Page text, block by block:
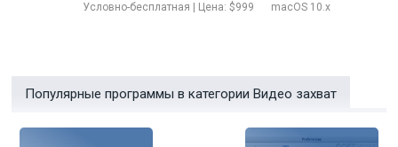
удобное переключение каналов с клавиатуры;
импорт каналов из родного приложения Formac StudioTVR.
: Mac OS X 10.2.8 или выше.
Условно-бесплатная | Цена: $999 macOS 10.x
Популярные программы в категории Видео захват